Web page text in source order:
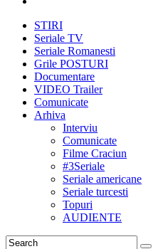
STIRI
Seriale TV
Seriale Romanesti
Grile POSTURI
Documentare
VIDEO Trailer
Comunicate
Arhiva
Interviu
Comunicate
Filme Craciun
#3Seriale
Seriale americane
Seriale turcesti
Topuri
AUDIENTE